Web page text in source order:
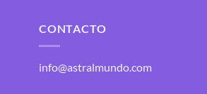
CONTACTO
info@astralmundo.com